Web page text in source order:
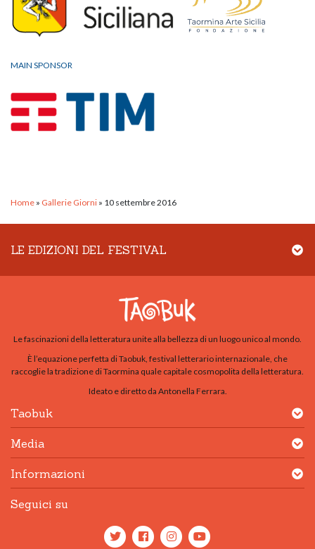
MAIN SPONSOR
Home » Gallerie Giorni » 10 settembre 2016
LE EDIZIONI DEL FESTIVAL
Le fascinazioni della letteratura unite alla bellezza di un luogo unico al mondo.
È l’equazione perfetta di Taobuk, festival letterario internazionale, che
raccoglie la tradizione di Taormina quale capitale cosmopolita della letteratura.
Ideato e diretto da Antonella Ferrara.
Taobuk
Media
Informazioni
Seguici su